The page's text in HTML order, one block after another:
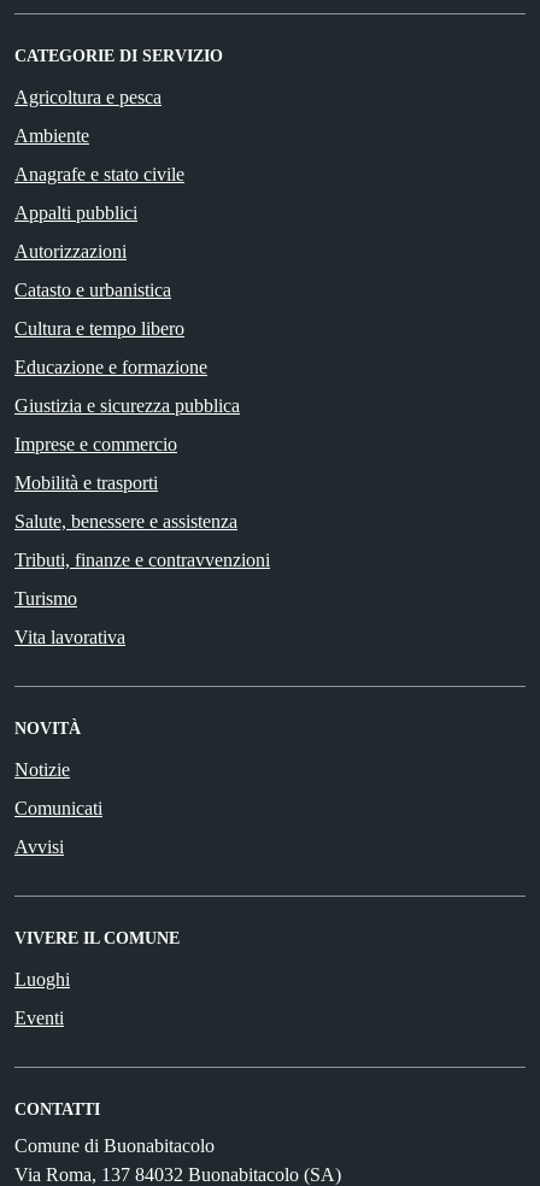
CATEGORIE DI SERVIZIO
Agricoltura e pesca
Ambiente
Anagrafe e stato civile
Appalti pubblici
Autorizzazioni
Catasto e urbanistica
Cultura e tempo libero
Educazione e formazione
Giustizia e sicurezza pubblica
Imprese e commercio
Mobilità e trasporti
Salute, benessere e assistenza
Tributi, finanze e contravvenzioni
Turismo
Vita lavorativa
NOVITÀ
Notizie
Comunicati
Avvisi
VIVERE IL COMUNE
Luoghi
Eventi
CONTATTI
Comune di Buonabitacolo
Via Roma, 137 84032 Buonabitacolo (SA)